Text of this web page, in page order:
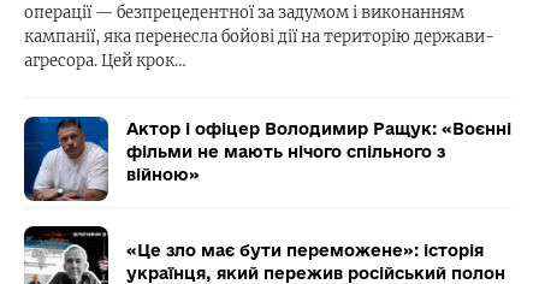
операції — безпрецедентної за задумом і виконанням
кампанії, яка перенесла бойові дії на територію держави-
агресора. Цей крок…
Актор і офіцер Володимир Ращук: «Воєнні
фільми не мають нічого спільного з
війною»
«Це зло має бути переможене»: історія
українця, який пережив російський полон